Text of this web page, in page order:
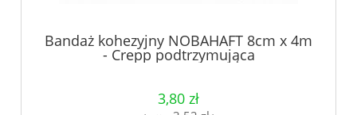
Bandaż kohezyjny NOBAHAFT 8cm x 4m
- Crepp podtrzymująca
3,80 zł